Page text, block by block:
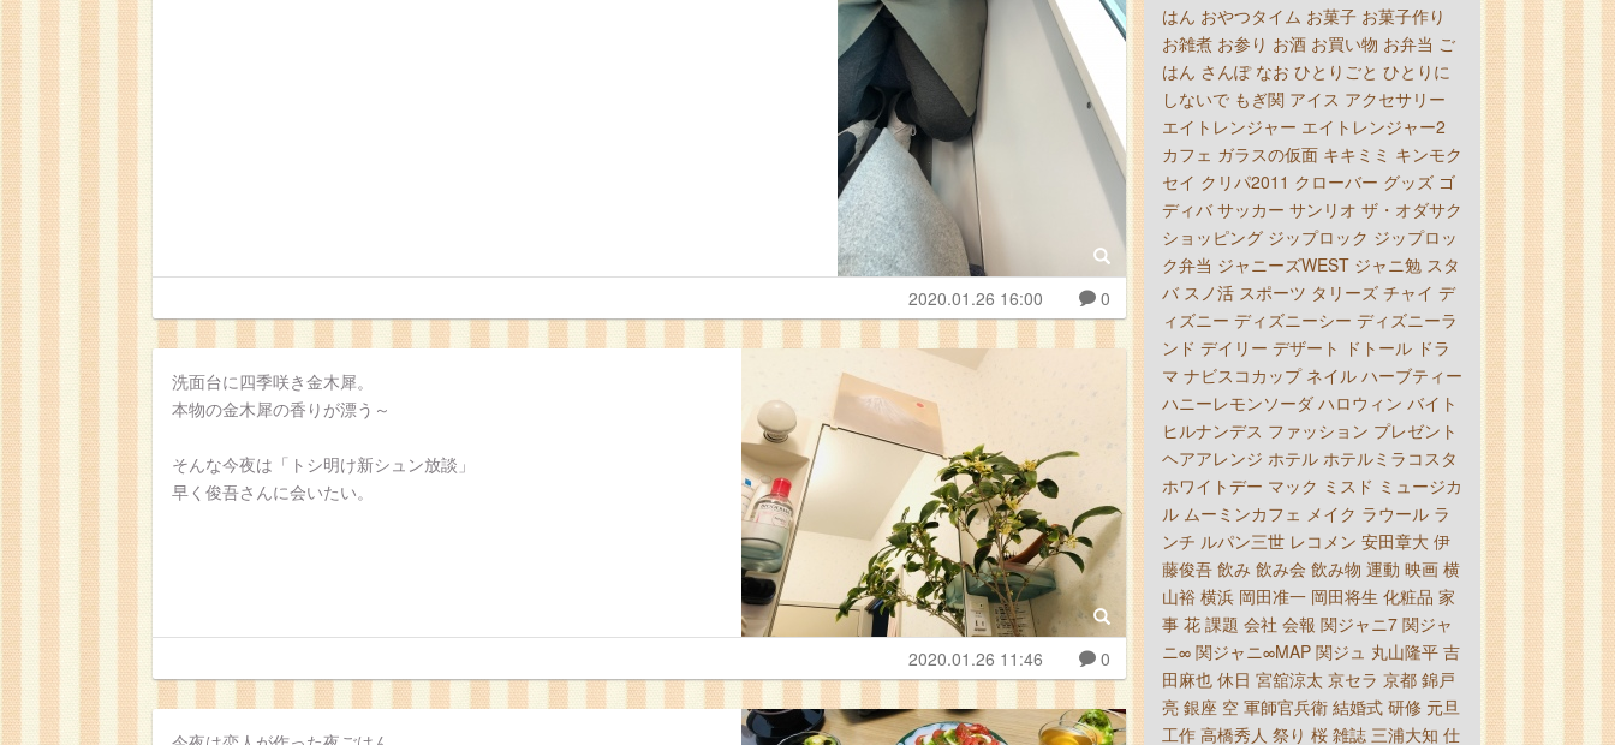
2020.01.26 16:00 0
洗面台に四季咲き金木犀。
本物の金木犀の香りが漂う～
そんな今夜は「トシ明け新シュン放談」
早く俊吾さんに会いたい。
2020.01.26 11:46 0
はん おやつタイム お菓子 お菓子作り
お雑煮 お参り お酒 お買い物 お弁当 ご
はん さんぽ なお ひとりごと ひとりに
しないで もぎ関 アイス アクセサリー
エイトレンジャー エイトレンジャー2
カフェ ガラスの仮面 キキミミ キンモク
セイ クリパ2011 クローバー グッズ ゴ
ディバ サッカー サンリオ ザ・オダサク
ショッピング ジップロック ジップロッ
ク弁当 ジャニーズWEST ジャニ勉 スタ
バ スノ活 スポーツ タリーズ チャイ デ
ィズニー ディズニーシー ディズニーラ
ンド デイリー デザート ドトール ドラ
マ ナビスコカップ ネイル ハーブティー
ハニーレモンソーダ ハロウィン バイト
ヒルナンデス ファッション プレゼント
ヘアアレンジ ホテル ホテルミラコスタ
ホワイトデー マック ミスド ミュージカ
ル ムーミンカフェ メイク ラウール ラ
ンチ ルパン三世 レコメン 安田章大 伊
藤俊吾 飲み 飲み会 飲み物 運動 映画 横
山裕 横浜 岡田准一 岡田将生 化粧品 家
事 花 課題 会社 会報 関ジャニ7 関ジャ
ニ∞ 関ジャニ∞MAP 関ジュ 丸山隆平 吉
田麻也 休日 宮舘涼太 京セラ 京都 錦戸
亮 銀座 空 軍師官兵衛 結婚式 研修 元旦
工作 高橋秀人 祭り 桜 雑誌 三浦大知 仕